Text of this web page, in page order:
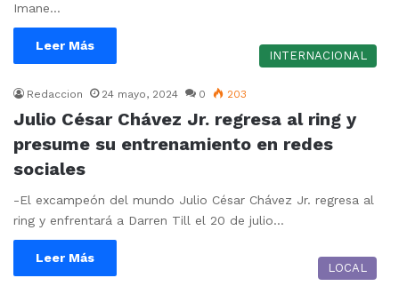
Imane…
Leer Más
INTERNACIONAL
Redaccion 24 mayo, 2024 0 203
Julio César Chávez Jr. regresa al ring y
presume su entrenamiento en redes
sociales
-El excampeón del mundo Julio César Chávez Jr. regresa al
ring y enfrentará a Darren Till el 20 de julio…
Leer Más
LOCAL